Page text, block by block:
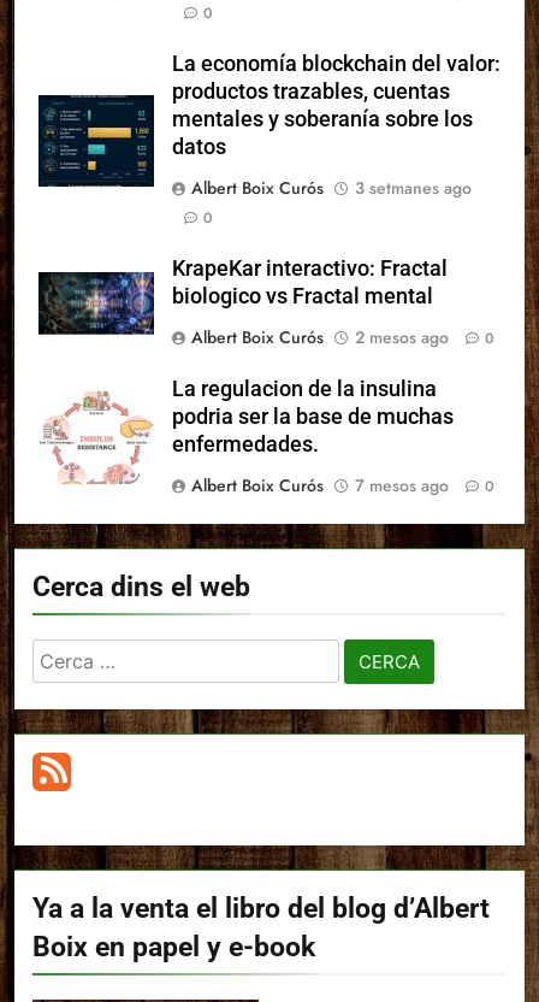
0
La economía blockchain del valor:
productos trazables, cuentas
mentales y soberanía sobre los
datos
Albert Boix Curós
3 setmanes ago
0
KrapeKar interactivo: Fractal
biologico vs Fractal mental
Albert Boix Curós
2 mesos ago 0
La regulacion de la insulina
podria ser la base de muchas
enfermedades.
Albert Boix Curós
7 mesos ago 0
Cerca dins el web
Cerca:
Ya a la venta el libro del blog d’Albert
Boix en papel y e-book